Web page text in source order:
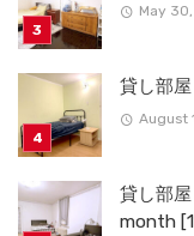
May
貸し部
August
貸し部
month